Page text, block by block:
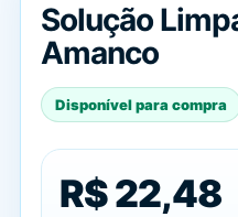
Solução
Amanco
Disponível para compra
R$ 22,48